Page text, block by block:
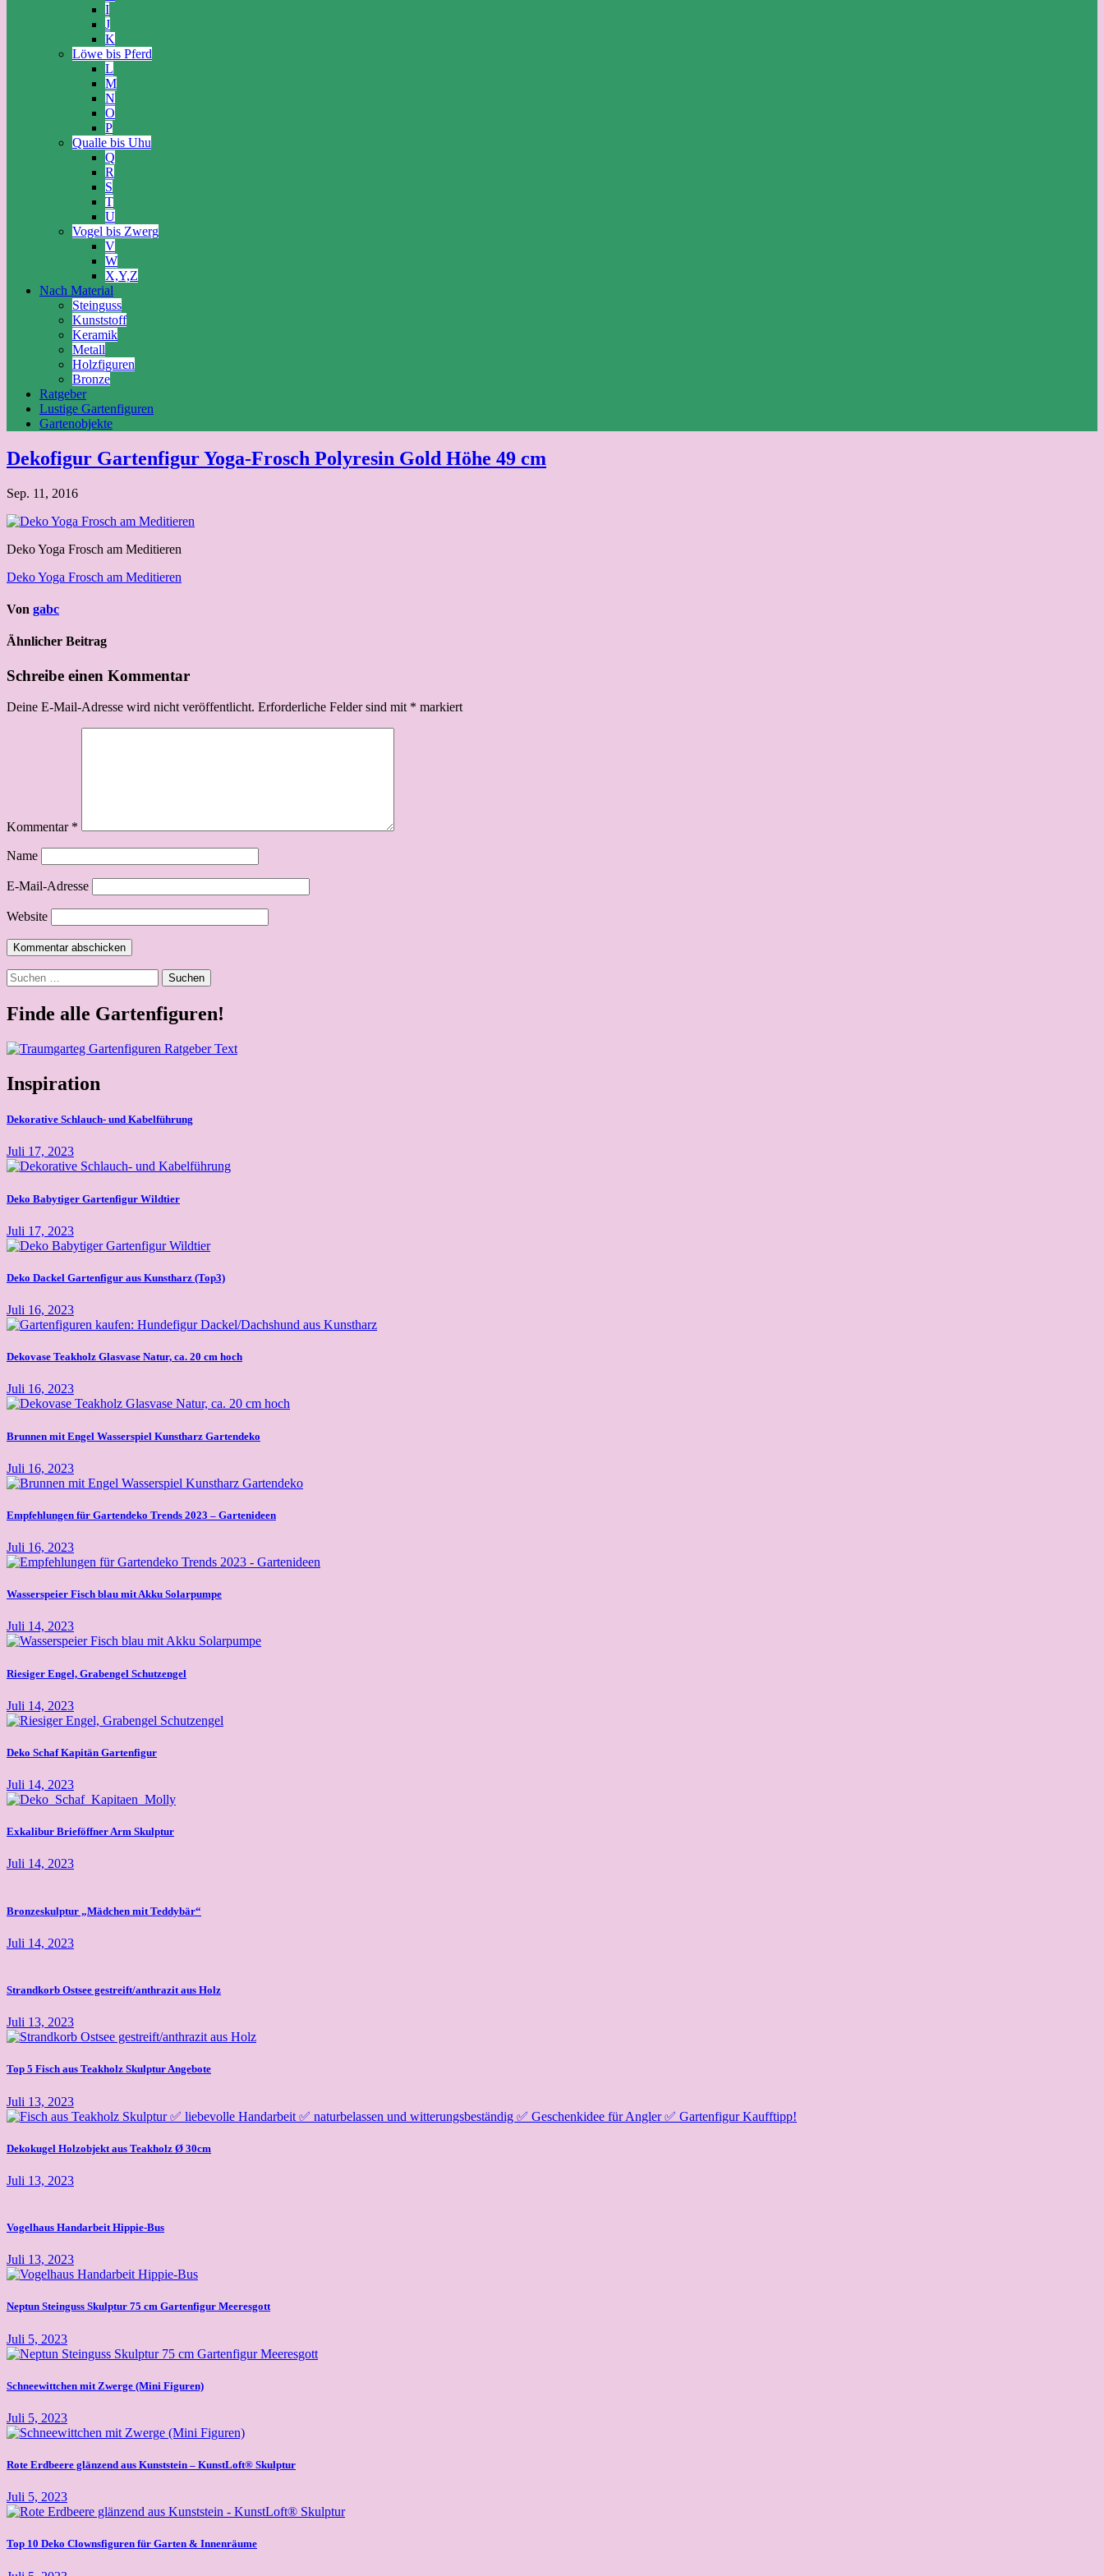
I
J
K
Löwe bis Pferd
L
M
N
O
P
Qualle bis Uhu
Q
R
S
T
U
Vogel bis Zwerg
V
W
X,Y,Z
Nach Material
Steinguss
Kunststoff
Keramik
Metall
Holzfiguren
Bronze
Ratgeber
Lustige Gartenfiguren
Gartenobjekte
Dekofigur Gartenfigur Yoga-Frosch Polyresin Gold Höhe 49 cm
Sep. 11, 2016
Deko Yoga Frosch am Meditieren
Beitragsnavigation
Deko Yoga Frosch am Meditieren
Von gabc
Ähnlicher Beitrag
Schreibe einen Kommentar
Deine E-Mail-Adresse wird nicht veröffentlicht. Erforderliche Felder sind mit * markiert
Kommentar *
Name
E-Mail-Adresse
Website
Suchen
nach:
Finde alle Gartenfiguren!
Inspiration
Dekorative Schlauch- und Kabelführung
Juli 17, 2023
Deko Babytiger Gartenfigur Wildtier
Juli 17, 2023
Deko Dackel Gartenfigur aus Kunstharz (Top3)
Juli 16, 2023
Dekovase Teakholz Glasvase Natur, ca. 20 cm hoch
Juli 16, 2023
Brunnen mit Engel Wasserspiel Kunstharz Gartendeko
Juli 16, 2023
Empfehlungen für Gartendeko Trends 2023 – Gartenideen
Juli 16, 2023
Wasserspeier Fisch blau mit Akku Solarpumpe
Juli 14, 2023
Riesiger Engel, Grabengel Schutzengel
Juli 14, 2023
Deko Schaf Kapitän Gartenfigur
Juli 14, 2023
Exkalibur Brieföffner Arm Skulptur
Juli 14, 2023
Bronzeskulptur „Mädchen mit Teddybär“
Juli 14, 2023
Strandkorb Ostsee gestreift/anthrazit aus Holz
Juli 13, 2023
Top 5 Fisch aus Teakholz Skulptur Angebote
Juli 13, 2023
Dekokugel Holzobjekt aus Teakholz Ø 30cm
Juli 13, 2023
Vogelhaus Handarbeit Hippie-Bus
Juli 13, 2023
Neptun Steinguss Skulptur 75 cm Gartenfigur Meeresgott
Juli 5, 2023
Schneewittchen mit Zwerge (Mini Figuren)
Juli 5, 2023
Rote Erdbeere glänzend aus Kunststein – KunstLoft® Skulptur
Juli 5, 2023
Top 10 Deko Clownsfiguren für Garten & Innenräume